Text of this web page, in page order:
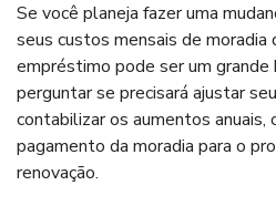
Se você planeja fazer uma
seus custos mensais de moradia
empréstimo pode ser um grande
perguntar se precisará ajustar
contabilizar os aumentos anuais,
pagamento da moradia para o
renovação.